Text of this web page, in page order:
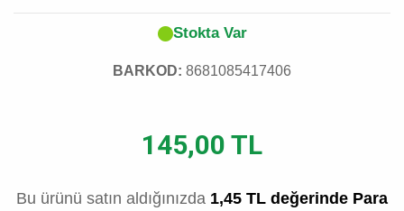
Stokta Var
BARKOD: 8681085417406
145,00 TL
Bu ürünü satın aldığınızda 1,45 TL değerinde Para